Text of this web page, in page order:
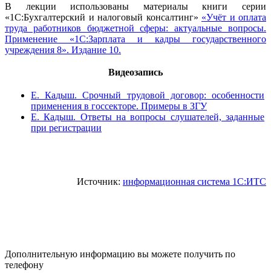
В лекции использованы материалы книги серии
«1С:Бухгалтерский и налоговый консалтинг» «Учёт и оплата
труда работников бюджетной сферы: актуальные вопросы.
Применение «1С:Зарплата и кадры государственного
учреждения 8». Издание 10.
Видеозапись
Е. Кадыш. Срочный трудовой договор: особенности
применения в госсекторе. Примеры в ЗГУ
Е. Кадыш. Ответы на вопросы слушателей, заданные
при регистрации
Источник: информационная система 1С:ИТС
Дополнительную информацию вы можете получить по
телефону